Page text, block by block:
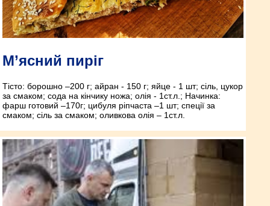
М’ясний пиріг
Тісто: борошно –200 г; айран - 150 г; яйце - 1 шт; сіль, цукор
за смаком; сода на кінчику ножа; олія - 1ст.л.; Начинка:
фарш готовий –170г; цибуля ріпчаста –1 шт; спеції за
смаком; сіль за смаком; оливкова олія – 1ст.л.